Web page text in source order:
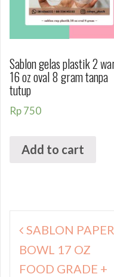
Sablon gelas plastik 2
16 oz oval 8 gram tanpa
tutup
Rp750
Add to cart
Navigasi
pos
SABLON PAPER
BOWL 17 OZ
FOOD GRADE +